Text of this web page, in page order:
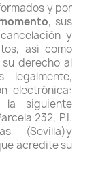
y por
, sus
y
así como
derecho al
electrónica:
la siguiente
232, P.I.
(Sevilla)y
acredite su